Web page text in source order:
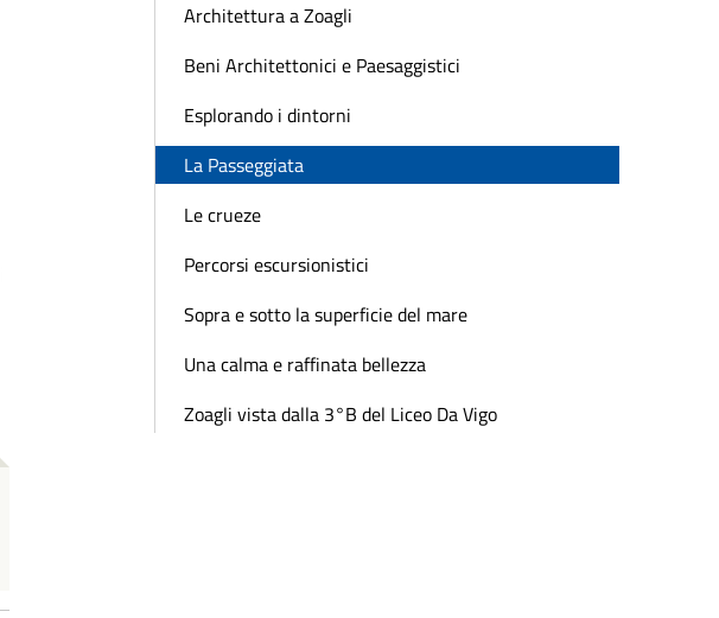
Architettura a Zoagli
Beni Architettonici e Paesaggistici
Esplorando i dintorni
La Passeggiata
Le crueze
Percorsi escursionistici
Sopra e sotto la superficie del mare
Una calma e raffinata bellezza
Zoagli vista dalla 3°B del Liceo Da Vigo